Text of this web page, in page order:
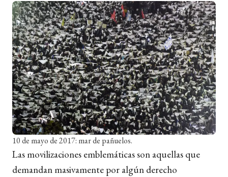
10 de mayo de 2017: mar de pañuelos.
Las movilizaciones emblemáticas son aquellas que
demandan masivamente por algún derecho